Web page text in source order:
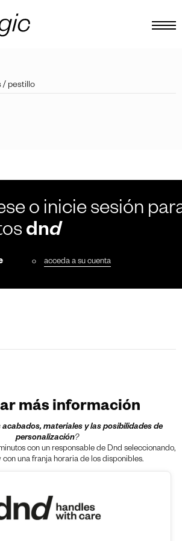
catálogos
tiradores personalizados
ES
/ pestillo
o inicie sesión
dnd
o acceda a su cuenta
más información
acabados, materiales y las posibilidades de
personalización?
con un responsable de Dnd seleccionando,
con una franja horaria de los disponibles.